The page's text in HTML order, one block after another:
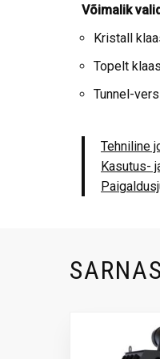
Võimalik
Kristall
Topelt klaas
Tunnel-
Tehniline
Kasutus-